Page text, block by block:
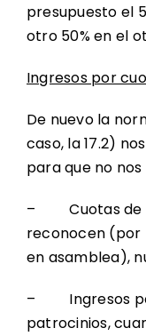
presupuesto el
otro 50% en el
Ingresos por
De nuevo la
caso, la 17.2)
para que no
– Cuotas de
reconocen (por
en asamblea),
– Ingresos
patrocinios,